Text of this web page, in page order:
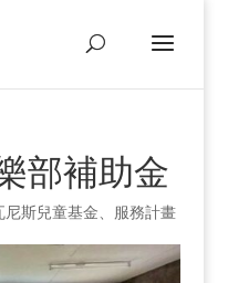
部補助金
尼斯兒童基金、 服務計畫